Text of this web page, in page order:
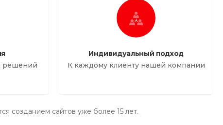
решений
Индивидуальный подход
К каждому клиенту нашей компании
созданием сайтов уже более 15 лет.